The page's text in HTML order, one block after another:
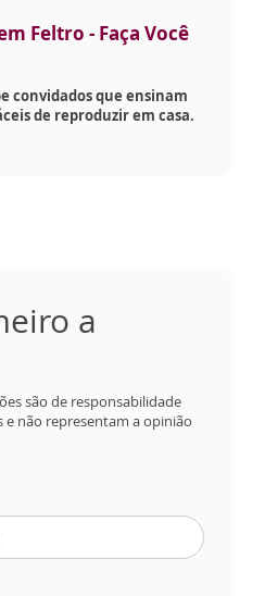
Feltro - Faça Você
convidados que ensinam
de reproduzir em casa.
a
são de responsabilidade
e não representam a opinião